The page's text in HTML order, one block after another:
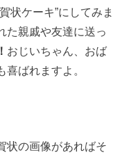
状ケーキ”にしてみま
た親戚や友達に送っ
おじいちゃん、おば
喜ばれますよ。
状の画像があればそ